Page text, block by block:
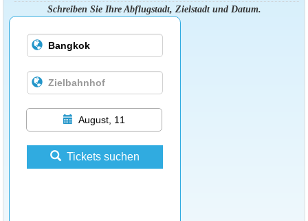
Schreiben Sie Ihre Abflugstadt, Zielstadt und Datum.
August, 11
Tickets suchen